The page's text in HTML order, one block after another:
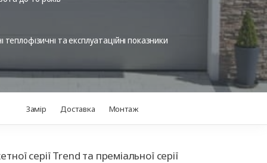
та експлуатаційні показники
Замір Доставка Монтаж
серії Trend та преміальної серії